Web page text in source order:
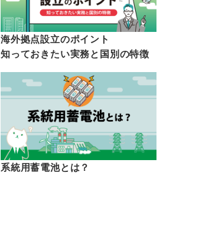
海外拠点設立のポイント
知っておきたい実務と国別の特徴
系統用蓄電池とは？